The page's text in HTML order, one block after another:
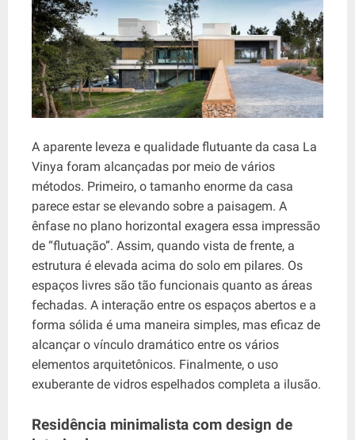
A aparente leveza e qualidade flutuante da casa La
Vinya foram alcançadas por meio de vários
métodos. Primeiro, o tamanho enorme da casa
parece estar se elevando sobre a paisagem. A
ênfase no plano horizontal exagera essa impressão
de “flutuação”. Assim, quando vista de frente, a
estrutura é elevada acima do solo em pilares. Os
espaços livres são tão funcionais quanto as áreas
fechadas. A interação entre os espaços abertos e a
forma sólida é uma maneira simples, mas eficaz de
alcançar o vínculo dramático entre os vários
elementos arquitetônicos. Finalmente, o uso
exuberante de vidros espelhados completa a ilusão.
Residência minimalista com design de